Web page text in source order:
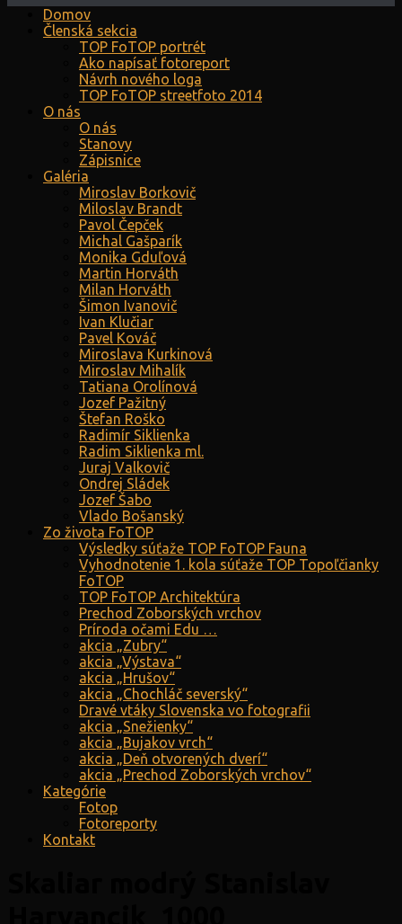
Domov
Členská sekcia
TOP FoTOP portrét
Ako napísať fotoreport
Návrh nového loga
TOP FoTOP streetfoto 2014
O nás
O nás
Stanovy
Zápisnice
Galéria
Miroslav Borkovič
Miloslav Brandt
Pavol Čepček
Michal Gašparík
Monika Gduľová
Martin Horváth
Milan Horváth
Šimon Ivanovič
Ivan Klučiar
Pavel Kováč
Miroslava Kurkinová
Miroslav Mihalík
Tatiana Orolínová
Jozef Pažitný
Štefan Roško
Radimír Siklienka
Radim Siklienka ml.
Juraj Valkovič
Ondrej Sládek
Jozef Šabo
Vlado Bošanský
Zo života FoTOP
Výsledky súťaže TOP FoTOP Fauna
Vyhodnotenie 1. kola súťaže TOP Topoľčianky
FoTOP
TOP FoTOP Architektúra
Prechod Zoborských vrchov
Príroda očami Edu …
akcia „Zubry“
akcia „Výstava“
akcia „Hrušov“
akcia „Chochláč severský“
Dravé vtáky Slovenska vo fotografii
akcia „Snežienky“
akcia „Bujakov vrch“
akcia „Deň otvorených dverí“
akcia „Prechod Zoborských vrchov“
Kategórie
Fotop
Fotoreporty
Kontakt